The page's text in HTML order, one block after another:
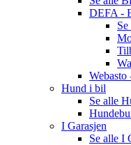
DEFA -
Hund i bil
Se alle
I Garasjen
Se alle I